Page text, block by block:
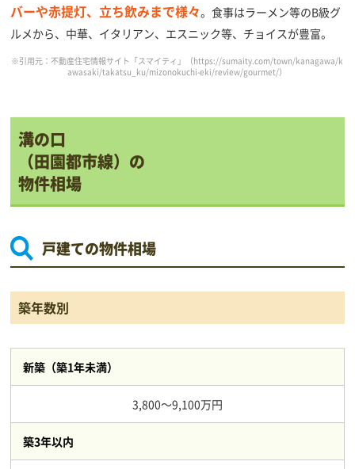
バーや赤提灯、立ち飲みまで様々。食事はラーメン等のB級グ
ルメから、中華、イタリアン、エスニック等、チョイスが豊富。
※引用元：不動産住宅情報サイト「スマイティ」（https://sumaity.com/town/kanagawa/k
awasaki/takatsu_ku/mizonokuchi-eki/review/gourmet/）
溝の口
（田園都市線）の
物件相場
戸建ての物件相場
築年数別
新築（築1年未満）
3,800～9,100万円
築3年以内